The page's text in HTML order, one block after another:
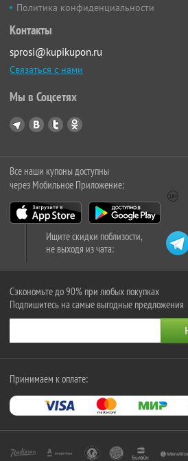
Политика конфиденциальности
Контакты
sprosi@kupikupon.ru
Связаться с нами
Мы в Соцсетях
Все наши купоны доступны
через Мобильное Приложение:
Ищите скидки поблизости,
не выходя из чата:
Сэкономьте до 90% при любых покупках
Подпишитесь на самые выгодные предложения
Принимаем к оплате: